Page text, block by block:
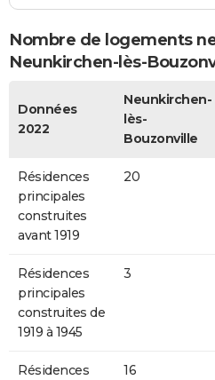
Nombre de logements
Neunkirchen-lès-
Données
2022
Neunkirchen-
lès-
Bouzonville
Résidences
principales
construites
avant 1919
20
Résidences
principales
construites de
1919 à 1945
3
Résidences
16